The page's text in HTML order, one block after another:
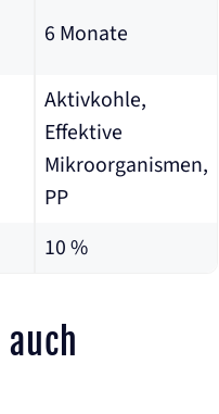
6 Monate
Aktivkohle,
Effektive
Mikroorganismen,
PP
10 %